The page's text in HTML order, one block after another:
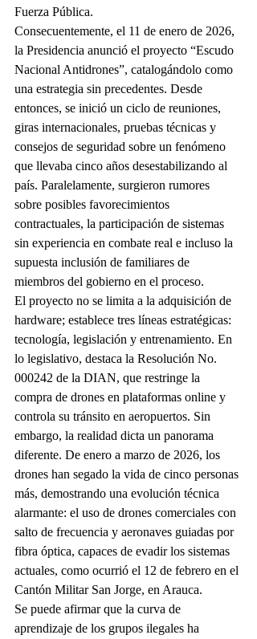
Fuerza Pública.
Consecuentemente, el 11 de enero de 2026,
la Presidencia anunció el proyecto “Escudo
Nacional Antidrones”, catalogándolo como
una estrategia sin precedentes. Desde
entonces, se inició un ciclo de reuniones,
giras internacionales, pruebas técnicas y
consejos de seguridad sobre un fenómeno
que llevaba cinco años desestabilizando al
país. Paralelamente, surgieron rumores
sobre posibles favorecimientos
contractuales, la participación de sistemas
sin experiencia en combate real e incluso la
supuesta inclusión de familiares de
miembros del gobierno en el proceso.
El proyecto no se limita a la adquisición de
hardware; establece tres líneas estratégicas:
tecnología, legislación y entrenamiento. En
lo legislativo, destaca la Resolución No.
000242 de la DIAN, que restringe la
compra de drones en plataformas online y
controla su tránsito en aeropuertos. Sin
embargo, la realidad dicta un panorama
diferente. De enero a marzo de 2026, los
drones han segado la vida de cinco personas
más, demostrando una evolución técnica
alarmante: el uso de drones comerciales con
salto de frecuencia y aeronaves guiadas por
fibra óptica, capaces de evadir los sistemas
actuales, como ocurrió el 12 de febrero en el
Cantón Militar San Jorge, en Arauca.
Se puede afirmar que la curva de
aprendizaje de los grupos ilegales ha